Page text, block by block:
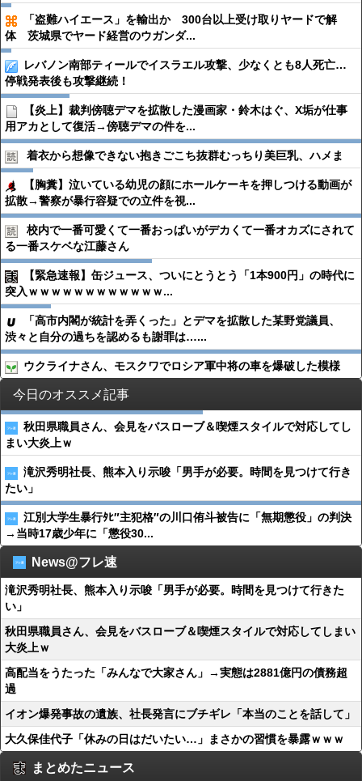
「盗難ハイエース」を輸出か 300台以上受け取りヤードで解
体 茨城県でヤード経営のウガンダ...
レバノン南部ティールでイスラエル攻撃、少なくとも8人死亡…
停戦発表後も攻撃継続！
【炎上】裁判傍聴デマを拡散した漫画家・鈴木はぐ、X垢が仕事
用アカとして復活→傍聴デマの件を...
着衣から想像できない抱きごこち抜群むっちり美巨乳、ハメま
【胸糞】泣いている幼児の顔にホールケーキを押しつける動画が
拡散→警察が暴行容疑での立件を視...
校内で一番可愛くて一番おっぱいがデカくて一番オカズにされて
る一番スケベな江藤さん
【緊急速報】缶ジュース、ついにとうとう「1本900円」の時代に
突入ｗｗｗｗｗｗｗｗｗｗｗｗ...
「高市内閣が統計を弄くった」とデマを拡散した某野党議員、
渋々と自分の過ちを認めるも謝罪は…...
ウクライナさん、モスクワでロシア軍中将の車を爆破した模様
今日のオススメ記事
秋田県職員さん、会見をバスローブ＆喫煙スタイルで対応してし
まい大炎上ｗ
滝沢秀明社長、熊本入り示唆「男手が必要。時間を見つけて行き
たい」
江別大学生暴行ﾀﾋ″主犯格″の川口侑斗被告に「無期懲役」の判決
→当時17歳少年に「懲役30...
News@フレ速
滝沢秀明社長、熊本入り示唆「男手が必要。時間を見つけて行きた
い」
秋田県職員さん、会見をバスローブ＆喫煙スタイルで対応してしまい
大炎上ｗ
高配当をうたった「みんなで大家さん」→実態は2881億円の債務超
過
イオン爆発事故の遺族、社長発言にブチギレ「本当のことを話して」
大久保佳代子「休みの日はだいたい…」まさかの習慣を暴露ｗｗｗ
まとめたニュース